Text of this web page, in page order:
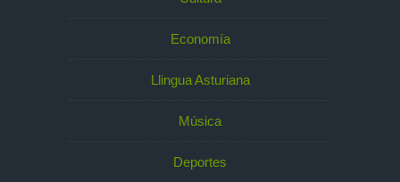
Economía
Llingua Asturiana
Música
Deportes